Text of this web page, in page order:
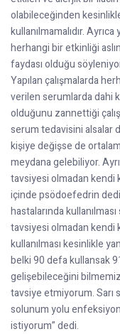
olabileceğinden
kullanılmamalıdır.
herhangi bir etkinliği
faydası olduğu
Yapılan çalışmalarda
verilen serumlarda dahi
olduğunu zannettiği
serum tedavisini alsalar
kişiye değişse de
meydana gelebiliyor.
tavsiyesi olmadan kendi
içinde psödoefedrin
hastalarında
tavsiyesi olmadan kendi
kullanılması kesinlikle
belki 90 defa kullansak
gelişebileceğini
tavsiye etmiyorum.
solunum yolu
istiyorum” dedi.